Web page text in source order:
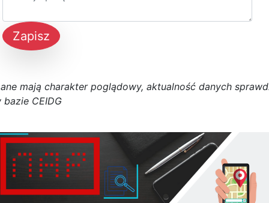
Zapisz
ane mają charakter poglądowy, aktualność danych sprawd
bazie CEIDG